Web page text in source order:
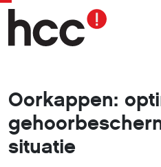
Oorkappen:
situatie